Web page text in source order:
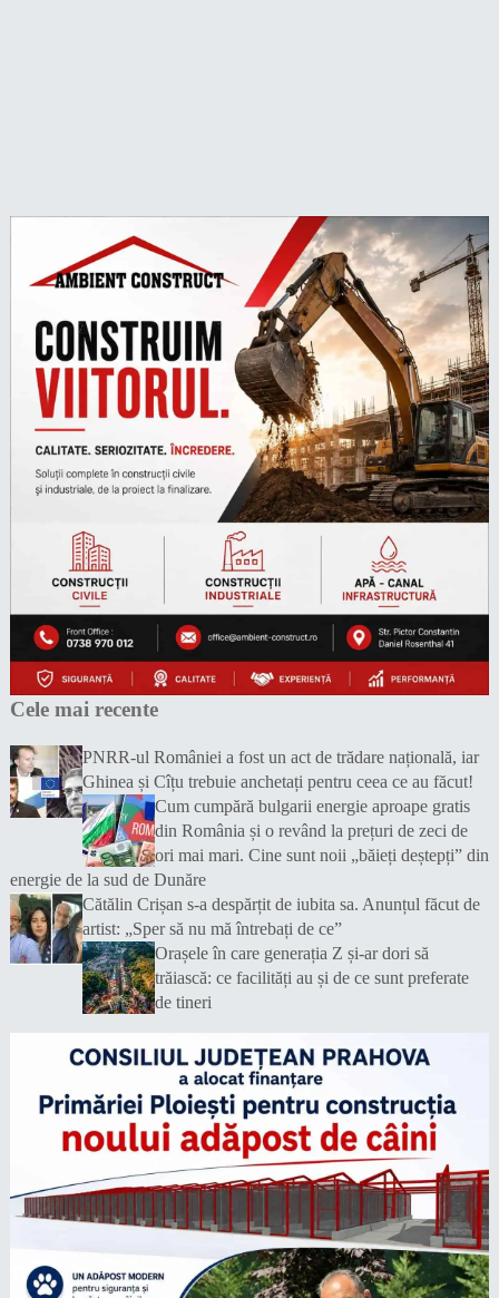
Cele mai recente
PNRR-ul României a fost un act de trădare națională, iar
Ghinea și Cîțu trebuie anchetați pentru ceea ce au făcut!
Cum cumpără bulgarii energie aproape gratis
din România și o revând la prețuri de zeci de
ori mai mari. Cine sunt noii „băieți deștepți” din
energie de la sud de Dunăre
Cătălin Crișan s-a despărțit de iubita sa. Anunțul făcut de
artist: „Sper să nu mă întrebați de ce”
Orașele în care generația Z și-ar dori să
trăiască: ce facilități au și de ce sunt preferate
de tineri